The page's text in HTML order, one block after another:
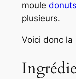
moule donuts
plusieurs.
Voici donc la